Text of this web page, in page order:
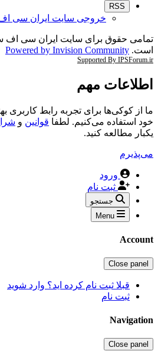
RSS
خروجی سایت ایران سی
است. Powered by Invision Community
Supported By IPSForum.ir
اطلاعات مهم
ما از کوکی‌ها برای تجربه رابط کاربری
خود استفاده می‌کنیم. لطفا قوانین و
یکبار مطالعه کنید.
می‌پذیرم
ورود
ثبت نام
جستجو
Menu
Account
Close panel
قبلا ثبت نام کرده اید؟ وارد شوید
ثبت نام
Navigation
Close panel